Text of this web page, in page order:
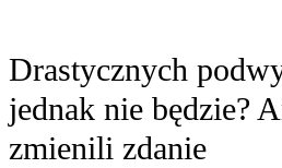
Drastycznych
jednak nie będzie?
zmienili zdanie